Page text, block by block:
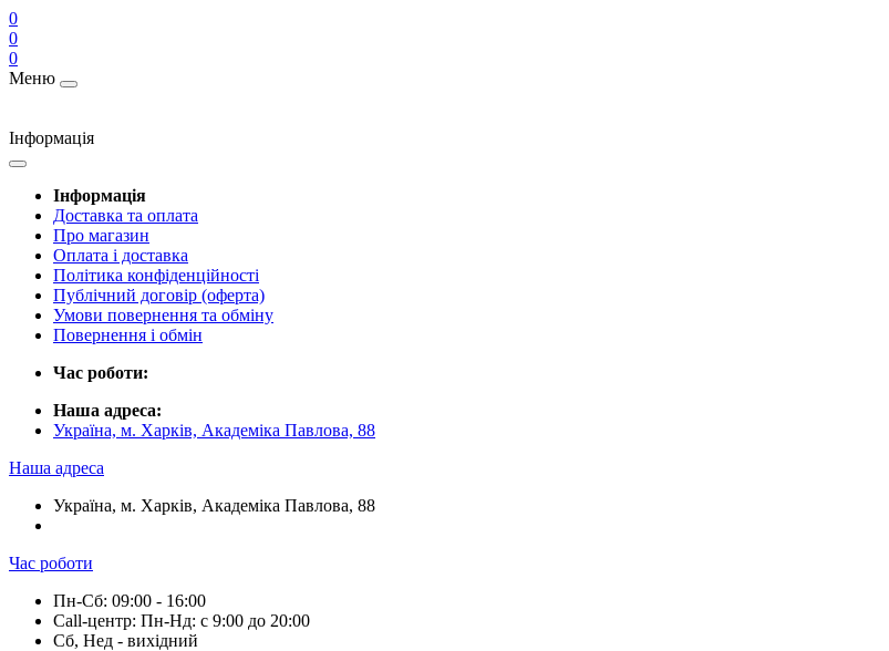
0
0
0
Меню
Інформація
Інформація
Доставка та оплата
Про магазин
Оплата і доставка
Політика конфіденційності
Публічний договір (оферта)
Умови повернення та обміну
Повернення і обмін
Час роботи:
Наша адреса:
Україна, м. Харків, Академіка Павлова, 88
Наша адреса
Україна, м. Харків, Академіка Павлова, 88
Час роботи
Пн-Сб: 09:00 - 16:00
Call-центр: Пн-Нд: с 9:00 до 20:00
Сб, Нед - вихідний